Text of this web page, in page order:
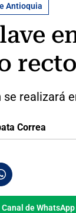
Antioquia
se realizará
Correa
de WhatsApp